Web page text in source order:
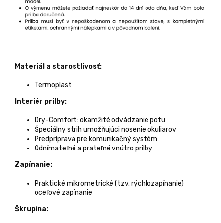
Materiál a starostlivosť:
Termoplast
Interiér prilby:
Dry-Comfort: okamžité odvádzanie potu
Špeciálny strih umožňujúci nosenie okuliarov
Predpríprava pre komunikačný systém
Odnímateľné a prateľné vnútro prilby
Zapínanie:
Praktické mikrometrické (tzv. rýchlozapínanie)
oceľové zapínanie
Škrupina: